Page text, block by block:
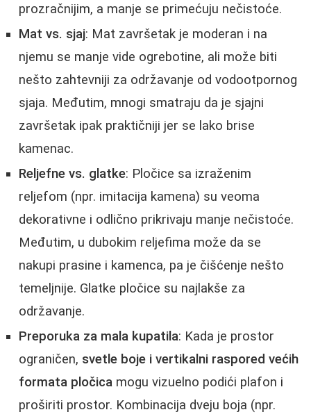
prozračnijim, a manje se primećuju nečistoće.
Mat vs. sjaj: Mat završetak je moderan i na
njemu se manje vide ogrebotine, ali može biti
nešto zahtevniji za održavanje od vodootpornog
sjaja. Međutim, mnogi smatraju da je sjajni
završetak ipak praktičniji jer se lako brise
kamenac.
Reljefne vs. glatke: Pločice sa izraženim
reljefom (npr. imitacija kamena) su veoma
dekorativne i odlično prikrivaju manje nečistoće.
Međutim, u dubokim reljefima može da se
nakupi prasine i kamenca, pa je čišćenje nešto
temeljnije. Glatke pločice su najlakše za
održavanje.
Preporuka za mala kupatila: Kada je prostor
ograničen, svetle boje i vertikalni raspored većih
formata pločica mogu vizuelno podići plafon i
proširiti prostor. Kombinacija dveju boja (npr.